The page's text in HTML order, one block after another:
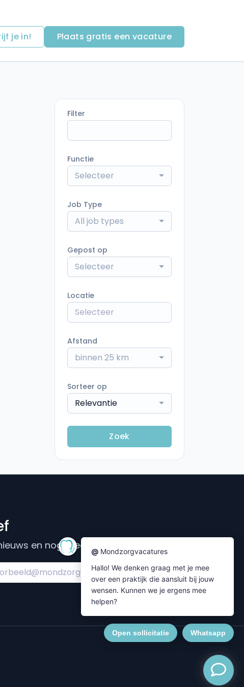
je in! Plaats gratis een vacature
Filter
Functie
Selecteer
Job Type
All job types
Gepost op
Selecteer
Locatie
Afstand
binnen 25 km
Sorteer op
Relevantie
Zoek
en nog meer....
Subscribe